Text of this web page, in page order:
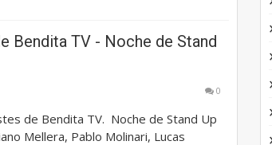
Bendita TV - Noche de Stand
0
de Bendita TV. Noche de Stand Up
Mellera, Pablo Molinari, Lucas